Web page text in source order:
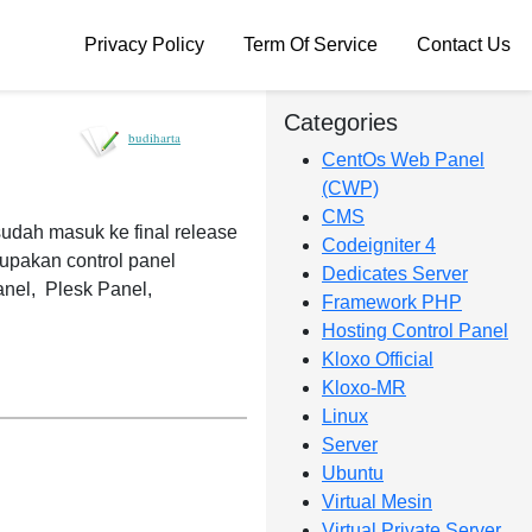
Privacy Policy Term Of Service Contact Us
budiharta
masuk ke final release
control panel
Plesk Panel,
Categories
CentOs Web Panel
(CWP)
CMS
Codeigniter 4
Dedicates Server
Framework PHP
Hosting Control Panel
Kloxo Official
Kloxo-MR
Linux
Server
Ubuntu
Virtual Mesin